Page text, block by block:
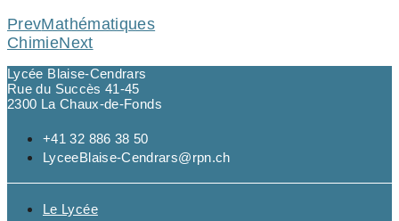
PrevMathématiques
ChimieNext
Lycée Blaise-Cendrars
Rue du Succès 41-45
2300 La Chaux-de-Fonds
+41 32 886 38 50
LyceeBlaise-Cendrars@rpn.ch
Le Lycée